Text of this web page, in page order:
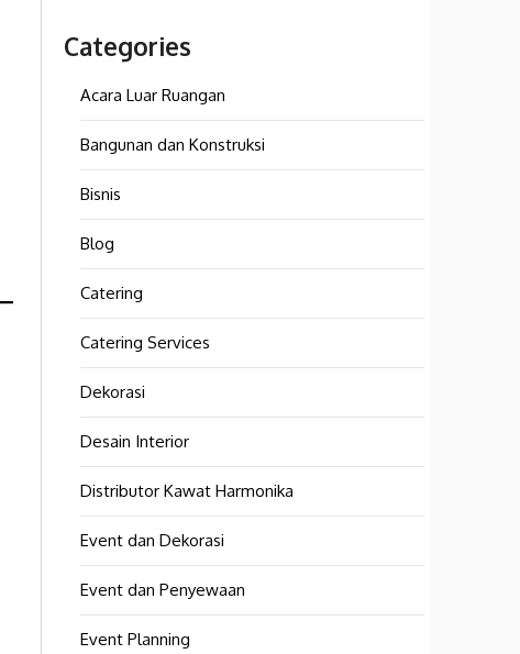
Categories
Acara Luar Ruangan
Bangunan dan Konstruksi
Bisnis
Blog
Catering
Catering Services
Dekorasi
Desain Interior
Distributor Kawat Harmonika
Event dan Dekorasi
Event dan Penyewaan
Event Planning